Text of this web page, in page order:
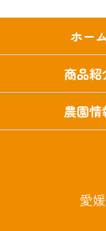
ホー
商品紹
農園情
愛